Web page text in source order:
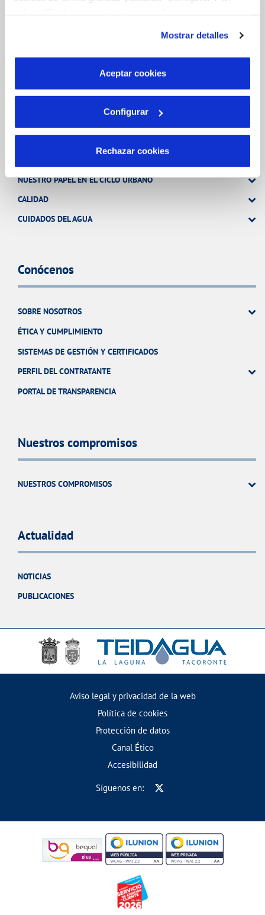
son indispensables para que el sitio web funcione y que
por tanto no se pueden desactivar. Puedes consultar
más información en nuestraPolítica de Cookies
Mostrar detalles
Aceptar cookies
Configurar
Rechazar cookies
Tu Servicio
COMPROMISO DE SERVICIO
Tu Agua
NUESTRO PAPEL EN EL CICLO URBANO
CALIDAD
CUIDADOS DEL AGUA
Conócenos
SOBRE NOSOTROS
ÉTICA Y CUMPLIMIENTO
SISTEMAS DE GESTIÓN Y CERTIFICADOS
PERFIL DEL CONTRATANTE
PORTAL DE TRANSPARENCIA
Nuestros compromisos
NUESTROS COMPROMISOS
Actualidad
NOTICIAS
PUBLICACIONES
Aviso legal y privacidad de la web
Política de cookies
Protección de datos
Canal Ético
Accesibilidad
Síguenos en: